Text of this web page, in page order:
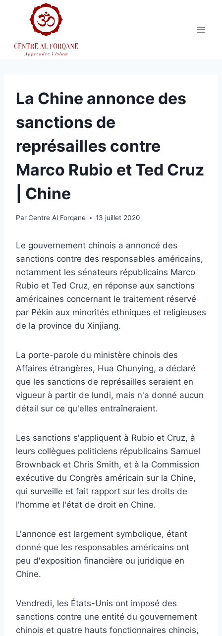
La Chine annonce des
sanctions de
représailles contre
Marco Rubio et Ted Cruz
| Chine
ParCentre Al Forqane 13 juillet 2020
Le gouvernement chinois a annoncé des
sanctions contre des responsables américains,
notamment les sénateurs républicains Marco
Rubio et Ted Cruz, en réponse aux sanctions
américaines concernant le traitement réservé
par Pékin aux minorités ethniques et religieuses
de la province du Xinjiang.
La porte-parole du ministère chinois des
Affaires étrangères, Hua Chunying, a déclaré
que les sanctions de représailles seraient en
vigueur à partir de lundi, mais n'a donné aucun
détail sur ce qu'elles entraîneraient.
Les sanctions s'appliquent à Rubio et Cruz, à
leurs collègues politiciens républicains Samuel
Brownback et Chris Smith, et à la Commission
exécutive du Congrès américain sur la Chine,
qui surveille et fait rapport sur les droits de
l'homme et l'état de droit en Chine.
L'annonce est largement symbolique, étant
donné que les responsables américains ont
peu d'exposition financière ou juridique en
Chine.
Vendredi, les États-Unis ont imposé des
sanctions contre une entité du gouvernement
chinois et quatre hauts fonctionnaires chinois,